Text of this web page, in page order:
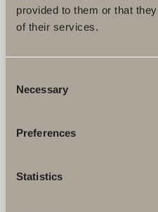
provided to them or that
of their services.
Selection
Necessary
Preferences
Statistics
E-post: